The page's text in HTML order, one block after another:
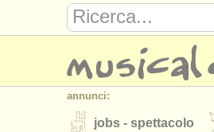
annunci:
jobs - spettacolo